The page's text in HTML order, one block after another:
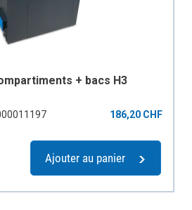
+ bacs H3
186,20 CHF
Ajouter au panier